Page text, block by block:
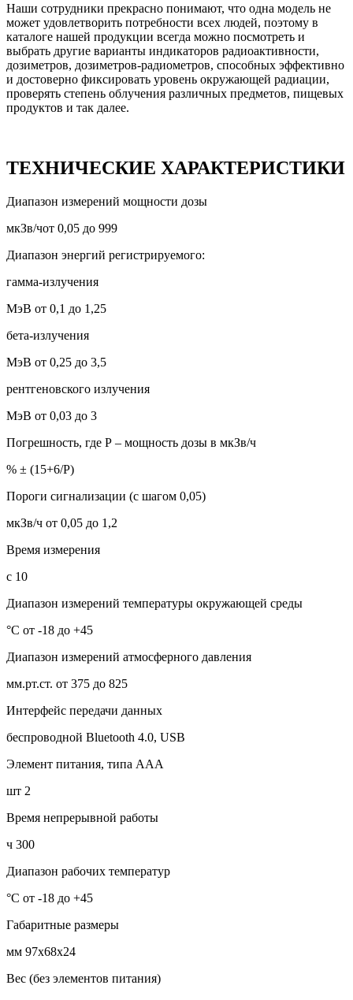
Наши сотрудники прекрасно понимают, что одна модель не
может удовлетворить потребности всех людей, поэтому в
каталоге нашей продукции всегда можно посмотреть и
выбрать другие варианты индикаторов радиоактивности,
дозиметров, дозиметров-радиометров, способных эффективно
и достоверно фиксировать уровень окружающей радиации,
проверять степень облучения различных предметов, пищевых
продуктов и так далее.
ТЕХНИЧЕСКИЕ ХАРАКТЕРИСТИКИ
Диапазон измерений мощности дозы
мкЗв/чот 0,05 до 999
Диапазон энергий регистрируемого:
гамма-излучения
МэВ от 0,1 до 1,25
бета-излучения
МэВ от 0,25 до 3,5
рентгеновского излучения
МэВ от 0,03 до 3
Погрешность, где Р – мощность дозы в мкЗв/ч
% ± (15+6/Р)
Пороги сигнализации (с шагом 0,05)
мкЗв/ч от 0,05 до 1,2
Время измерения
с 10
Диапазон измерений температуры окружающей среды
°С от -18 до +45
Диапазон измерений атмосферного давления
мм.рт.ст. от 375 до 825
Интерфейс передачи данных
беспроводной Bluetooth 4.0, USB
Элемент питания, типа ААА
шт 2
Время непрерывной работы
ч 300
Диапазон рабочих температур
°С от -18 до +45
Габаритные размеры
мм 97x68x24
Вес (без элементов питания)